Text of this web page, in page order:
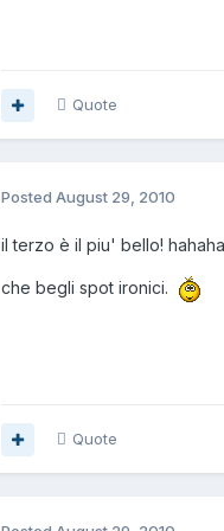
Quote
Posted August 29, 2010
il terzo è il piu' bello!
che begli spot ironici.
Quote